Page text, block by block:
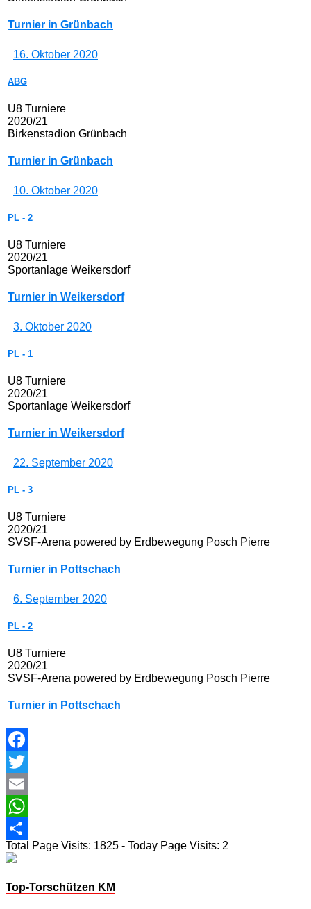
Turnier in Grünbach
16. Oktober 2020
ABG
U8 Turniere
2020/21
Birkenstadion Grünbach
Turnier in Grünbach
10. Oktober 2020
PL - 2
U8 Turniere
2020/21
Sportanlage Weikersdorf
Turnier in Weikersdorf
3. Oktober 2020
PL - 1
U8 Turniere
2020/21
Sportanlage Weikersdorf
Turnier in Weikersdorf
22. September 2020
PL - 3
U8 Turniere
2020/21
SVSF-Arena powered by Erdbewegung Posch Pierre
Turnier in Pottschach
6. September 2020
PL - 2
U8 Turniere
2020/21
SVSF-Arena powered by Erdbewegung Posch Pierre
Turnier in Pottschach
Facebook
Twitter
Email
WhatsApp
Teilen
Total Page Visits: 1825 - Today Page Visits: 2
Top-Torschützen KM